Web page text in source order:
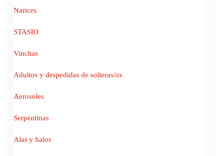
Narices
STASIO
Vinchas
Adultos y despedidas de solteras/os
Aerosoles
Serpentinas
Alas y halos